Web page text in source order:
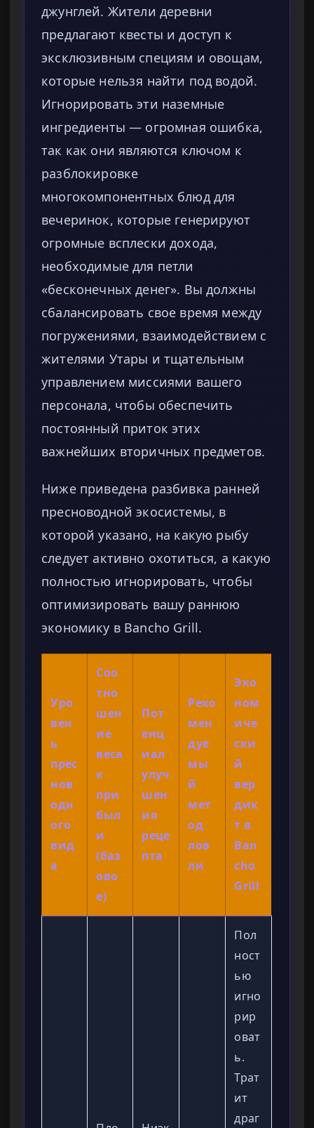
джунглей. Жители деревни
предлагают квесты и доступ к
эксклюзивным специям и овощам,
которые нельзя найти под водой.
Игнорировать эти наземные
ингредиенты — огромная ошибка,
так как они являются ключом к
разблокировке
многокомпонентных блюд для
вечеринок, которые генерируют
огромные всплески дохода,
необходимые для петли
«бесконечных денег». Вы должны
сбалансировать свое время между
погружениями, взаимодействием с
жителями Утары и тщательным
управлением миссиями вашего
персонала, чтобы обеспечить
постоянный приток этих
важнейших вторичных предметов.
Ниже приведена разбивка ранней
пресноводной экосистемы, в
которой указано, на какую рыбу
следует активно охотиться, а какую
полностью игнорировать, чтобы
оптимизировать вашу раннюю
экономику в Bancho Grill.
Уро
вен
ь
прес
нов
одн
ого
вид
а
Соо
тно
шен
ие
веса
к
при
был
и
(баз
ово
е)
Пот
енц
иал
улуч
шен
ия
реце
пта
Реко
мен
дуе
мы
й
мет
од
лов
ли
Эко
ном
иче
ски
й
вер
дик
т в
Ban
cho
Grill
Пол
ност
ью
игно
рир
оват
ь.
Трат
ит
драг